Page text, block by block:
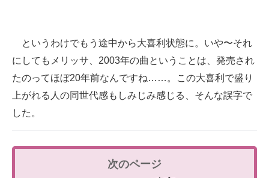
というわけでもう途中から大喜利状態に。いや〜それ
にしてもメリッサ、2003年の曲ということは、発売され
たのってほぼ20年前なんですね……。この大喜利で盛り
上がれる人の同世代感もしみじみ感じる、そんな誤字で
した。